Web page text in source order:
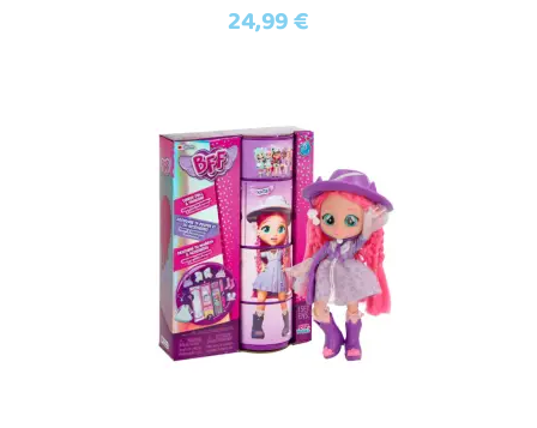
24,99€
Adicionar